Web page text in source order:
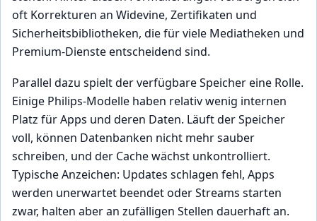
oft Korrekturen an Widevine, Zertifikaten und
Sicherheitsbibliotheken, die für viele Mediatheken und
Premium-Dienste entscheidend sind.
Parallel dazu spielt der verfügbare Speicher eine Rolle.
Einige Philips-Modelle haben relativ wenig internen
Platz für Apps und deren Daten. Läuft der Speicher
voll, können Datenbanken nicht mehr sauber
schreiben, und der Cache wächst unkontrolliert.
Typische Anzeichen: Updates schlagen fehl, Apps
werden unerwartet beendet oder Streams starten
zwar, halten aber an zufälligen Stellen dauerhaft an.